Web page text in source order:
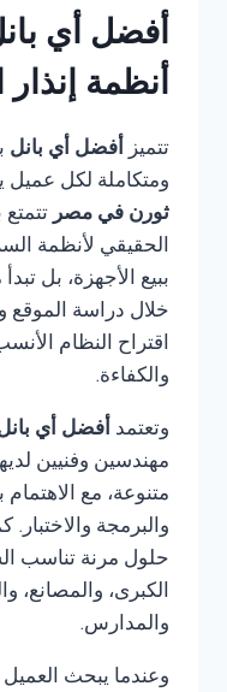
أفضل أي
أنظمة
تتميز أفضل أي بانل
ومتكاملة لكل
ثورن في مصر تتمتع
الحقيقي لأنظمة
ببيع الأجهزة، بل
خلال دراسة الموقع
اقتراح النظام
والكفاءة.
وتعتمد أفضل أي
مهندسين وفنيين
متنوعة، مع الاهتمام
والبرمجة
حلول مرنة تناسب
الكبرى، والمصانع،
والمدارس.
وعندما يبحث